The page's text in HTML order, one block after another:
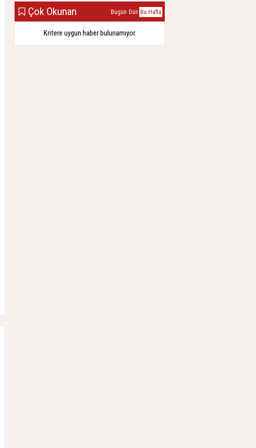
Çok Okunan Bugün Dün Bu Hafta
Kritere uygun haber bulunamıyor.